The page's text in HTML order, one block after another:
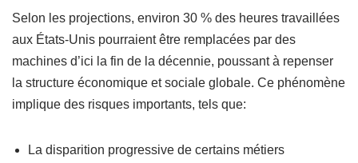
Selon les projections, environ 30 % des heures travaillées
aux États-Unis pourraient être remplacées par des
machines d’ici la fin de la décennie, poussant à repenser
la structure économique et sociale globale. Ce phénomène
implique des risques importants, tels que:
La disparition progressive de certains métiers